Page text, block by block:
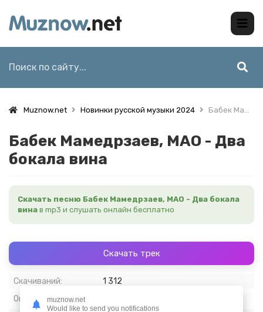
Muznow.net Новинки русской музыки 2024 Бабек Мамедрзаев, MAO - Два бокала вина
Бабек Мамедрзаев, MAO - Два
бокала вина
Скачать песню Бабек Мамедрзаев, MAO - Два бокала
вина в mp3 и слушать онлайн бесплатно
Скачать трек
Скачиваний:
1 312
Опубликовано:
muznow.net
Would like to send you notifications